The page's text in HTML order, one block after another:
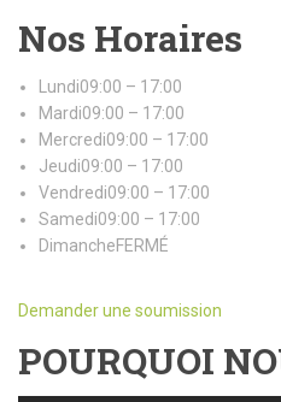
Nos Horaires
Lundi09:00 – 17:00
Mardi09:00 – 17:00
Mercredi09:00 – 17:00
Jeudi09:00 – 17:00
Vendredi09:00 – 17:00
Samedi09:00 – 17:00
DimancheFERMÉ
Demander une soumission
POURQUOI